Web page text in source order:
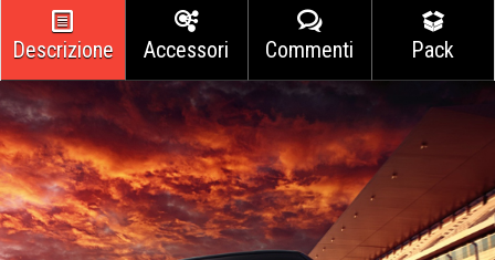
Descrizione Accessori Commenti Pack